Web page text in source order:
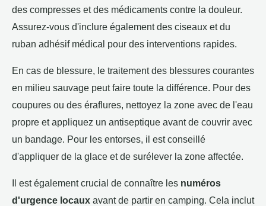
des compresses et des médicaments contre la douleur.
Assurez-vous d'inclure également des ciseaux et du
ruban adhésif médical pour des interventions rapides.
En cas de blessure, le traitement des blessures courantes
en milieu sauvage peut faire toute la différence. Pour des
coupures ou des éraflures, nettoyez la zone avec de l'eau
propre et appliquez un antiseptique avant de couvrir avec
un bandage. Pour les entorses, il est conseillé
d'appliquer de la glace et de surélever la zone affectée.
Il est également crucial de connaître les numéros
d'urgence locaux avant de partir en camping. Cela inclut